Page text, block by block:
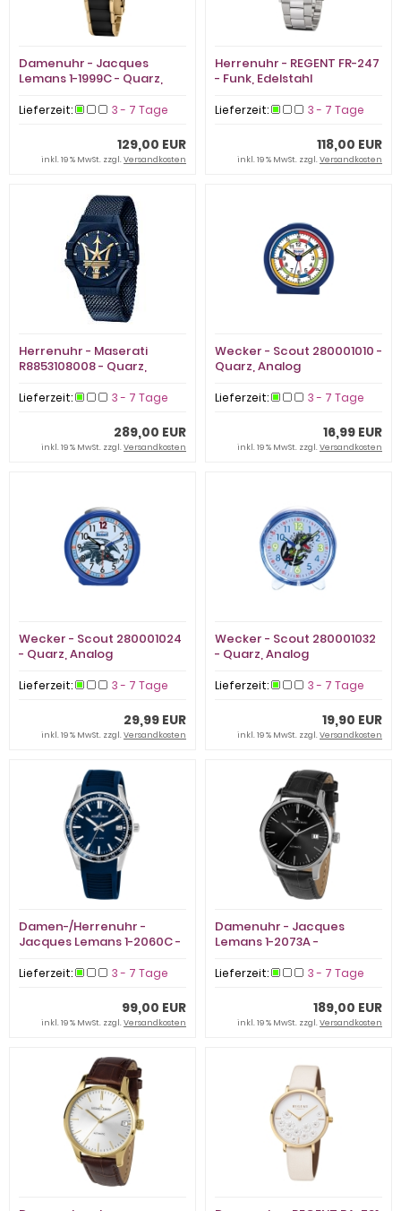
Damenuhr - Jacques
Lemans 1-1999C - Quarz,
Lieferzeit: 3 - 7 Tage
129,00 EUR
inkl. 19 % MwSt. zzgl.Versandkosten
Herrenuhr - REGENT FR-247
- Funk, Edelstahl
Lieferzeit: 3 - 7 Tage
118,00 EUR
inkl. 19 % MwSt. zzgl.Versandkosten
Herrenuhr - Maserati
R8853108008 - Quarz,
Lieferzeit: 3 - 7 Tage
289,00 EUR
inkl. 19 % MwSt. zzgl.Versandkosten
Wecker - Scout 280001010 -
Quarz, Analog
Lieferzeit: 3 - 7 Tage
16,99 EUR
inkl. 19 % MwSt. zzgl.Versandkosten
Wecker - Scout 280001024
- Quarz, Analog
Lieferzeit: 3 - 7 Tage
29,99 EUR
inkl. 19 % MwSt. zzgl.Versandkosten
Wecker - Scout 280001032
- Quarz, Analog
Lieferzeit: 3 - 7 Tage
19,90 EUR
inkl. 19 % MwSt. zzgl.Versandkosten
Damen-/Herrenuhr -
Jacques Lemans 1-2060C -
Lieferzeit: 3 - 7 Tage
99,00 EUR
inkl. 19 % MwSt. zzgl.Versandkosten
Damenuhr - Jacques
Lemans 1-2073A -
Lieferzeit: 3 - 7 Tage
189,00 EUR
inkl. 19 % MwSt. zzgl.Versandkosten